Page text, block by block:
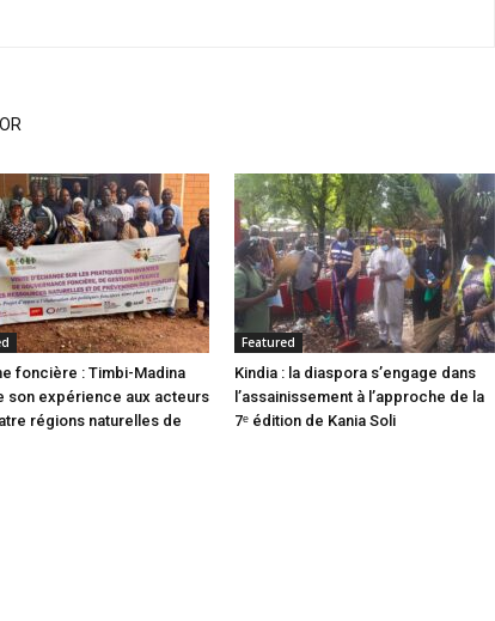
foncière : Timbi-Madina
son expérience aux acteurs
régions naturelles de
Featured
Kindia : la diaspora s’engage dans
l’assainissement à l’approche de la
7ᵉ édition de Kania Soli